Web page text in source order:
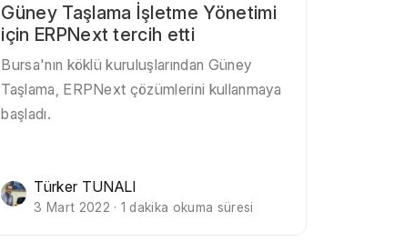
Güney Taşlama İşletme Yönetimi
için ERPNext tercih etti
Bursa'nın köklü kuruluşlarından Güney
Taşlama, ERPNext çözümlerini kullanmaya
başladı.
Türker TUNALI
3 Mart 2022 · 1 dakika okuma süresi